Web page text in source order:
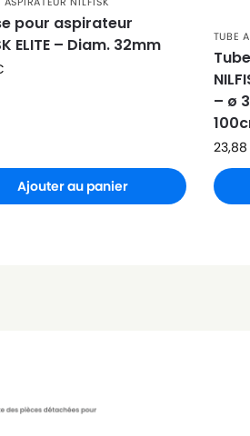
NILFISK POWER P40
NILFISK POWER SELECT
NILFISK SELECT
pour aspirateur
ELITE – Diam. 32mm
Ajouter au panier
TUBE
– ø
23,88